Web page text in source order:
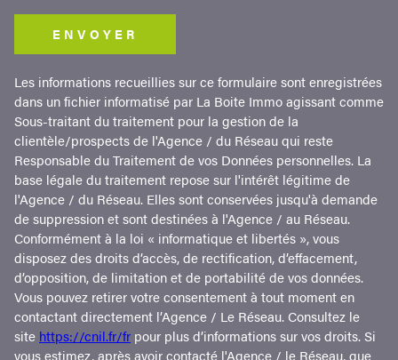
ENVOYER
Les informations recueillies sur ce formulaire sont enregistrées
dans un fichier informatisé par La Boite Immo agissant comme
Sous-traitant du traitement pour la gestion de la
clientèle/prospects de l'Agence / du Réseau qui reste
Responsable du Traitement de vos Données personnelles. La
base légale du traitement repose sur l'intérêt légitime de
l'Agence / du Réseau. Elles sont conservées jusqu'à demande
de suppression et sont destinées à l'Agence / au Réseau.
Conformément à la loi « informatique et libertés », vous
disposez des droits d’accès, de rectification, d’effacement,
d’opposition, de limitation et de portabilité de vos données.
Vous pouvez retirer votre consentement à tout moment en
contactant directement l’Agence / Le Réseau. Consultez le
site https://cnil.fr/fr pour plus d’informations sur vos droits. Si
vous estimez, après avoir contacté l'Agence / le Réseau, que